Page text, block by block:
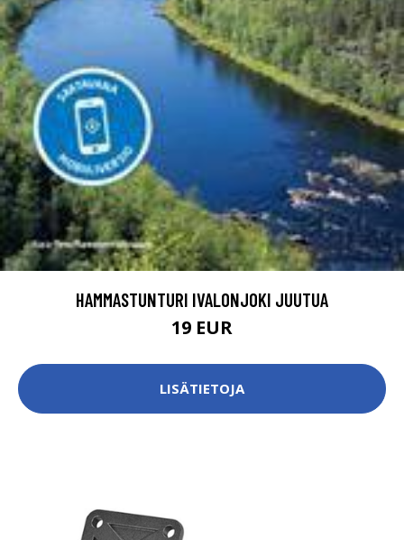
HAMMASTUNTURI IVALONJOKI JUUTUA
19 EUR
LISÄTIETOJA